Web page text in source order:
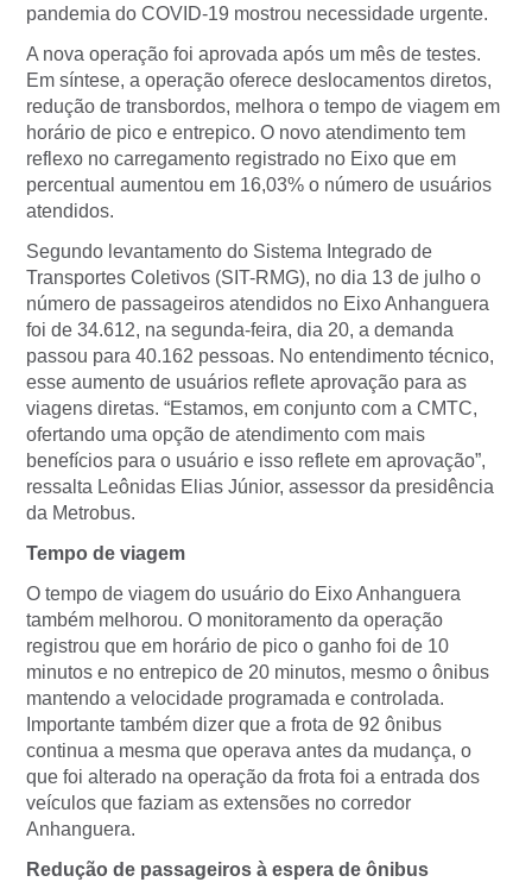
pandemia do COVID-19 mostrou necessidade urgente.
A nova operação foi aprovada após um mês de testes.
Em síntese, a operação oferece deslocamentos diretos,
redução de transbordos, melhora o tempo de viagem em
horário de pico e entrepico. O novo atendimento tem
reflexo no carregamento registrado no Eixo que em
percentual aumentou em 16,03% o número de usuários
atendidos.
Segundo levantamento do Sistema Integrado de
Transportes Coletivos (SIT-RMG), no dia 13 de julho o
número de passageiros atendidos no Eixo Anhanguera
foi de 34.612, na segunda-feira, dia 20, a demanda
passou para 40.162 pessoas. No entendimento técnico,
esse aumento de usuários reflete aprovação para as
viagens diretas. “Estamos, em conjunto com a CMTC,
ofertando uma opção de atendimento com mais
benefícios para o usuário e isso reflete em aprovação”,
ressalta Leônidas Elias Júnior, assessor da presidência
da Metrobus.
Tempo de viagem
O tempo de viagem do usuário do Eixo Anhanguera
também melhorou. O monitoramento da operação
registrou que em horário de pico o ganho foi de 10
minutos e no entrepico de 20 minutos, mesmo o ônibus
mantendo a velocidade programada e controlada.
Importante também dizer que a frota de 92 ônibus
continua a mesma que operava antes da mudança, o
que foi alterado na operação da frota foi a entrada dos
veículos que faziam as extensões no corredor
Anhanguera.
Redução de passageiros à espera de ônibus